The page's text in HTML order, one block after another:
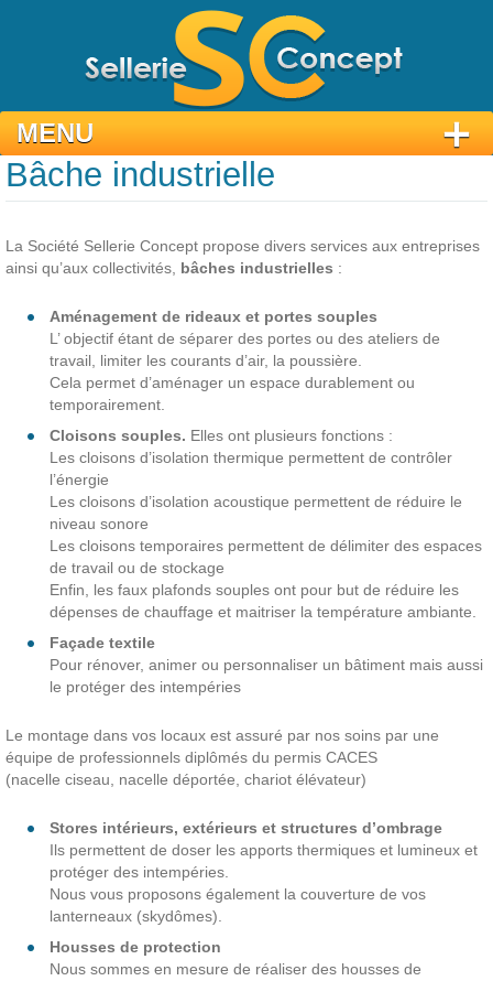
MENU
contenu
principal
Bâche industrielle
La Société Sellerie Concept propose divers services aux entreprises
ainsi qu’aux collectivités, bâches industrielles :
Aménagement de rideaux et portes souples
L’ objectif étant de séparer des portes ou des ateliers de
travail, limiter les courants d’air, la poussière.
Cela permet d’aménager un espace durablement ou
temporairement.
Cloisons souples. Elles ont plusieurs fonctions :
Les cloisons d’isolation thermique permettent de contrôler
l’énergie
Les cloisons d’isolation acoustique permettent de réduire le
niveau sonore
Les cloisons temporaires permettent de délimiter des espaces
de travail ou de stockage
Enfin, les faux plafonds souples ont pour but de réduire les
dépenses de chauffage et maitriser la température ambiante.
Façade textile
Pour rénover, animer ou personnaliser un bâtiment mais aussi
le protéger des intempéries
Le montage dans vos locaux est assuré par nos soins par une
équipe de professionnels diplômés du permis CACES
(nacelle ciseau, nacelle déportée, chariot élévateur)
Stores intérieurs, extérieurs et structures d’ombrage
Ils permettent de doser les apports thermiques et lumineux et
protéger des intempéries.
Nous vous proposons également la couverture de vos
lanterneaux (skydômes).
Housses de protection
Nous sommes en mesure de réaliser des housses de